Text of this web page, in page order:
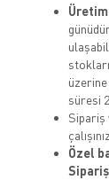
süresi
Sipariş
çalışınız.
Özel